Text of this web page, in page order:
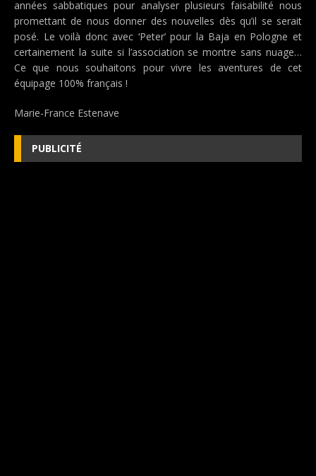
années sabbatiques pour analyser plusieurs faisabilité nous
promettant de nous donner des nouvelles dès qu’il se serait
posé. Le voilà donc avec ‘Peter’ pour la Baja en Pologne et
certainement la suite si l’association se montre sans nuage…
Ce que nous souhaitons pour vivre les aventures de cet
équipage 100% français !
Marie-France Estenave
PUBLICITÉ